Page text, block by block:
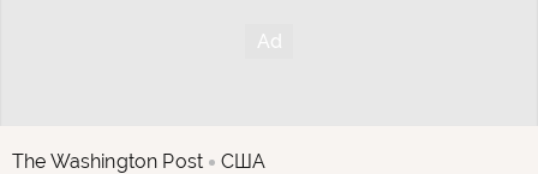
The Washington Post США